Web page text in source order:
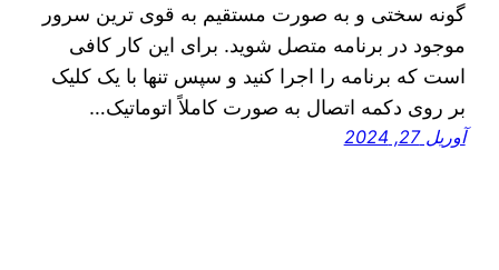
گونه سختی و به صورت مستقیم به قوی‌ ترین سرور
موجود در برنامه متصل شوید. برای این کار کافی
است که برنامه را اجرا کنید و سپس تنها با یک کلیک
بر روی دکمه اتصال به صورت کاملاً اتوماتیک…
آوریل 27, 2024